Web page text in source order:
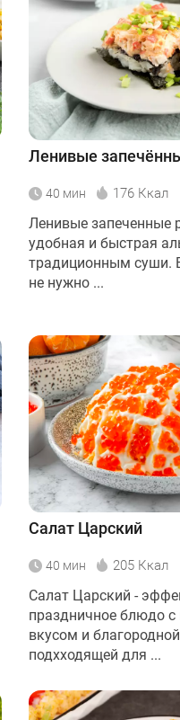
Ленивые
40 мин 176 Ккал
Ленивые запеченные
удобная и быстрая
традиционным суши.
не нужно ...
Салат Царский
40 мин 205 Ккал
Салат Царский -
праздничное блюдо
вкусом и
подхходящей для ...